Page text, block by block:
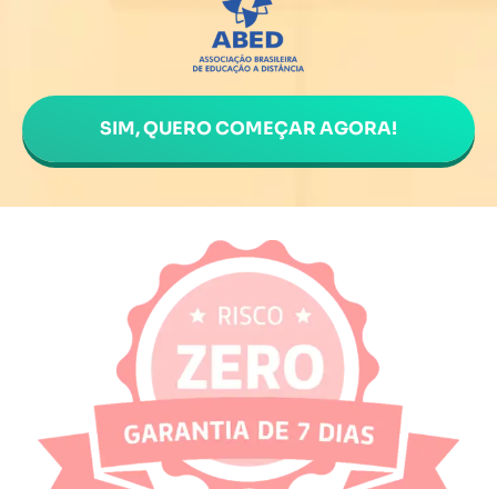
SIM, QUERO COMEÇAR AGORA!